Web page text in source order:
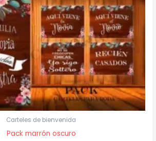
Carteles de bienvenida
Pack marrón oscuro